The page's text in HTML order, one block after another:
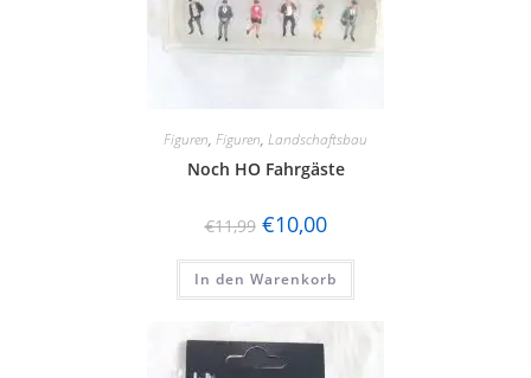
Figuren, Figuren, Landschaftsbau
Noch HO Fahrgäste
€11,99 €10,00
In den Warenkorb